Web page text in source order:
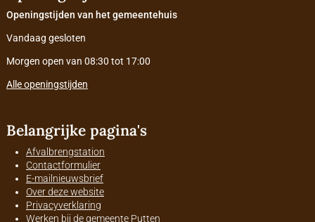
Openingstijden van het gemeentehuis
Vandaag gesloten
Morgen open van 08:30 tot 17:00
Alle openingstijden
Belangrijke pagina's
Afvalbrengstation
Contactformulier
E-mailnieuwsbrief
Over deze website
Privacyverklaring
Werken bij de gemeente Putten